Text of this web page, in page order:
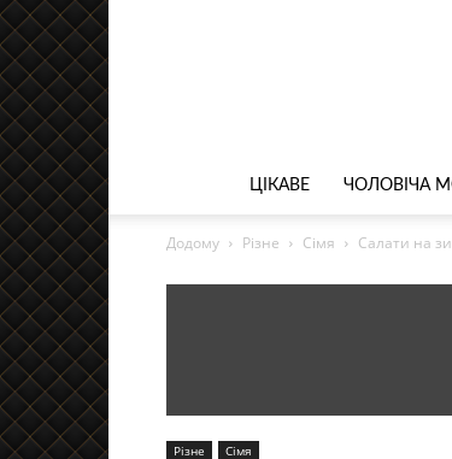
ЦІКАВЕ ЧОЛОВІЧА
Додому Різне Сімя Салати на
Різне Сімя